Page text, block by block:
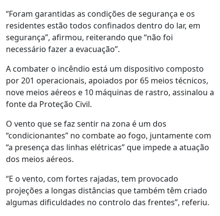
“Foram garantidas as condições de segurança e os
residentes estão todos confinados dentro do lar, em
segurança”, afirmou, reiterando que “não foi
necessário fazer a evacuação”.
A combater o incêndio está um dispositivo composto
por 201 operacionais, apoiados por 65 meios técnicos,
nove meios aéreos e 10 máquinas de rastro, assinalou a
fonte da Proteção Civil.
O vento que se faz sentir na zona é um dos
“condicionantes” no combate ao fogo, juntamente com
“a presença das linhas elétricas” que impede a atuação
dos meios aéreos.
“E o vento, com fortes rajadas, tem provocado
projeções a longas distâncias que também têm criado
algumas dificuldades no controlo das frentes”, referiu.